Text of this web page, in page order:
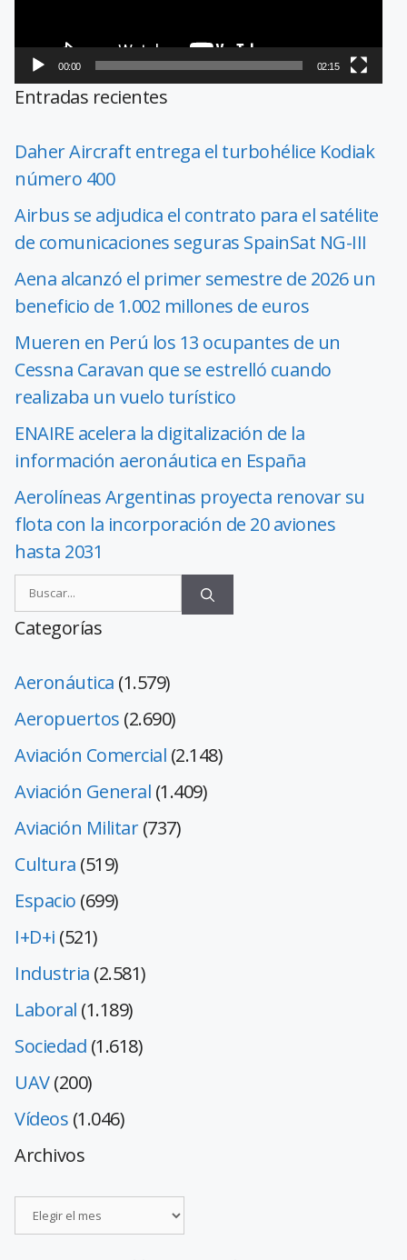
00:00 02:15
Entradas recientes
Daher Aircraft entrega el turbohélice Kodiak
número 400
Airbus se adjudica el contrato para el satélite
de comunicaciones seguras SpainSat NG-III
Aena alcanzó el primer semestre de 2026 un
beneficio de 1.002 millones de euros
Mueren en Perú los 13 ocupantes de un
Cessna Caravan que se estrelló cuando
realizaba un vuelo turístico
ENAIRE acelera la digitalización de la
información aeronáutica en España
Aerolíneas Argentinas proyecta renovar su
flota con la incorporación de 20 aviones
hasta 2031
Categorías
Aeronáutica (1.579)
Aeropuertos (2.690)
Aviación Comercial (2.148)
Aviación General (1.409)
Aviación Militar(737)
Cultura (519)
Espacio (699)
I+D+i (521)
Industria (2.581)
Laboral (1.189)
Sociedad (1.618)
UAV(200)
Vídeos (1.046)
Archivos